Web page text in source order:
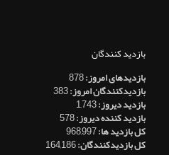
بازدید کنندگان
بازدیدهای امروز:878
بازدیدکنندگان امروز:383
بازدید دیروز:1,743
بازدید کننده دیروز:578
کل بازدید ها:968,997
کل بازدیدکنند‌گان:164,186